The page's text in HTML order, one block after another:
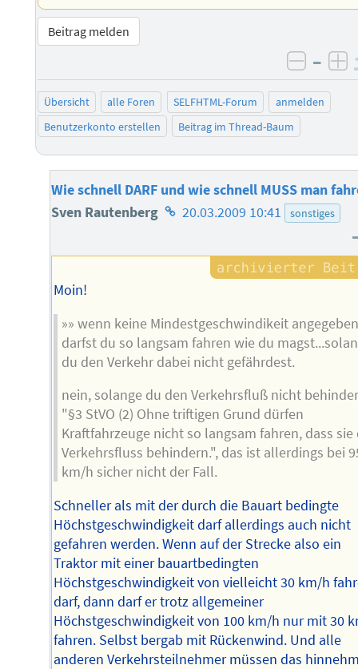
Beitrag melden
–
Übersicht alle Foren SELFHTML-Forum
anmelden
Benutzerkonto erstellen
Beitrag im Thread-Baum
Wie schnell DARF und wie schnell MUSS man
Sven Rautenberg Homepage
Autors
20.03.2009 10:41 sonstiges
Moin!
»» wenn keine Mindestgeschwindikeit
darfst du so langsam fahren wie du
du den Verkehr dabei nicht gefährdest.
nein, solange du den Verkehrsfluß nicht
"§3 StVO (2) Ohne triftigen Grund dürfen
Kraftfahrzeuge nicht so langsam fahren, dass sie
Verkehrsfluss behindern.", das ist allerdings bei
km/h sicher nicht der Fall.
Schneller als mit der durch die Bauart bedingte
Höchstgeschwindigkeit darf allerdings auch nicht
gefahren werden. Wenn auf der Strecke also ein
Traktor mit einer bauartbedingten
Höchstgeschwindigkeit von vielleicht 30 km/h
darf, dann darf er trotz allgemeiner
Höchstgeschwindigkeit von 100 km/h nur mit 30
fahren. Selbst bergab mit Rückenwind. Und alle
anderen Verkehrsteilnehmer müssen das